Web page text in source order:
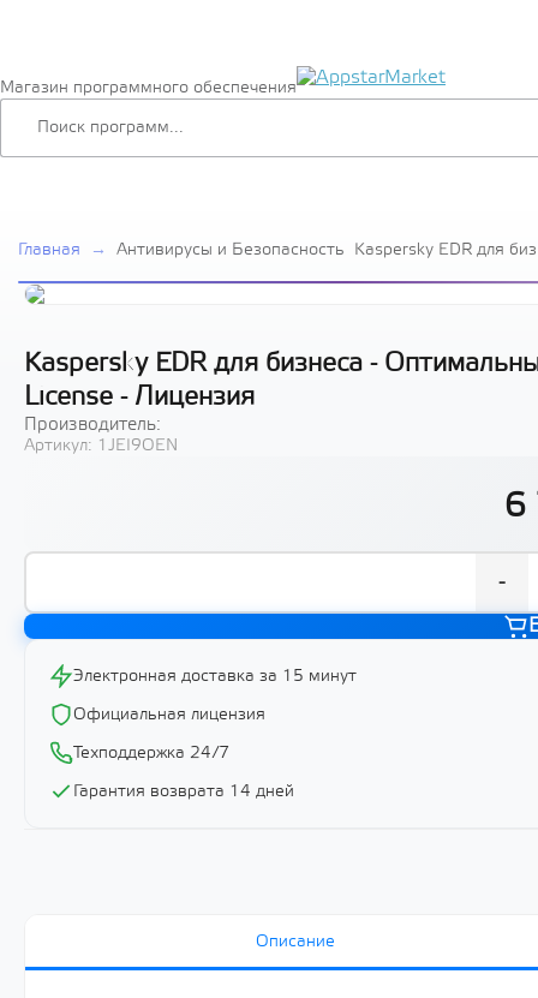
Магазин программного обеспечения
Главная → Антивирусы и Безопасность Kaspersky EDR для
Kaspersky EDR для бизнеса -
License - Лицензия
Производитель:
Артикул: 1JEI9OEN
6
-
Электронная доставка за 15 минут
Официальная лицензия
Техподдержка 24/7
Гарантия возврата 14 дней
Описание